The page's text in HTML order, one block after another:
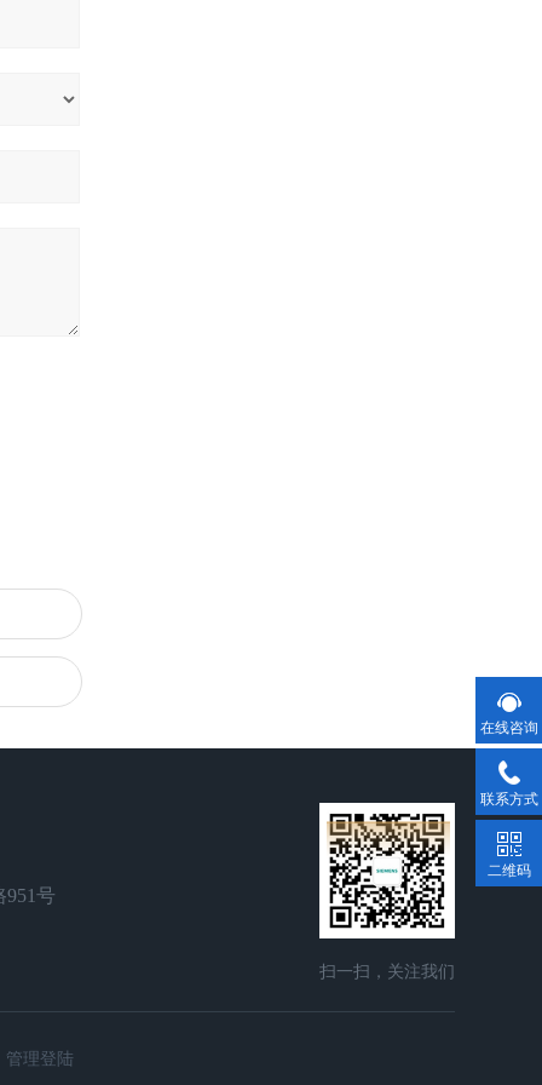
号
扫一扫，关注我们
管理登陆
在线咨询
联系方式
二维码